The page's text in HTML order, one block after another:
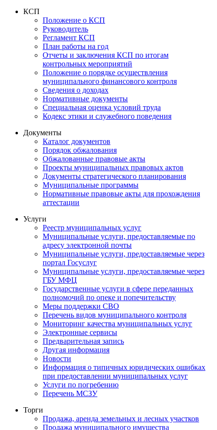
КСП
Положение о КСП
Руководитель
Регламент КСП
План работы на год
Отчеты и заключения КСП по итогам
контрольных мероприятий
Положение о порядке осуществления
муниципального финансового контроля
Сведения о доходах
Нормативные документы
Специальная оценка условий труда
Кодекс этики и служебного поведения
Документы
Каталог документов
Порядок обжалования
Обжалованные правовые акты
Проекты муниципальных правовых актов
Документы стратегического планирования
Муниципальные программы
Нормативные правовые акты для прохождения
аттестации
Услуги
Реестр муниципальных услуг
Муниципальные услуги, предоставляемые по
адресу электронной почты
Муниципальные услуги, предоставляемые через
портал Госуслуг
Муниципальные услуги, предоставляемые через
ГБУ МФЦ
Государственные услуги в сфере переданных
полномочий по опеке и попечительству
Меры поддержки СВО
Перечень видов муниципального контроля
Мониторинг качества муниципальных услуг
Электронные сервисы
Предварительная запись
Другая информация
Новости
Информация о типичных юридических ошибках
при предоставлении муниципальных услуг
Услуги по погребению
Перечень МСЗУ
Торги
Продажа, аренда земельных и лесных участков
Продажа муниципального имущества